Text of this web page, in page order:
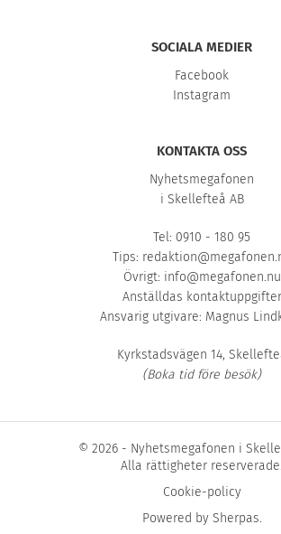
SOCIALA MEDIER
Facebook
Instagram
KONTAKTA OSS
Nyhetsmegafonen
i Skellefteå AB
Tel: 0910 - 180 95
Tips:
Övrigt: info@megafonen.nu
Anställdas kontaktuppgifter
Ansvarig utgivare: Magnus
Kyrkstadsvägen 14,
(Boka tid före besök)
© 2026 - Nyhetsmegafonen i
Alla rättigheter reserverade.
Cookie-policy
Powered by Sherpas.